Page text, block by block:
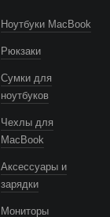
Ноутбуки MacBook
Рюкзаки
Сумки для
ноутбуков
Чехлы для
MacBook
Аксессуары и
зарядки
Мониторы